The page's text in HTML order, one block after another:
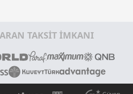
TAKSİT İMKANI